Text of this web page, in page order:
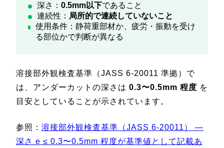
深さ： 0.5mm以下であること
連続性： 局所的で連続していないこと
使用条件：静荷重部材か、疲労・振動を受け
る部位かで判断が異なる
溶接部外観検査基準（JASS 6-20011 準拠）で
は、アンダーカットの深さは 0.3〜0.5mm 程度 を
目安としていることが示されています。
参照： 溶接部外観検査基準（JASS 6-20011） —
深さ e ≤ 0.3〜0.5mm 程度が基準値として記載あ